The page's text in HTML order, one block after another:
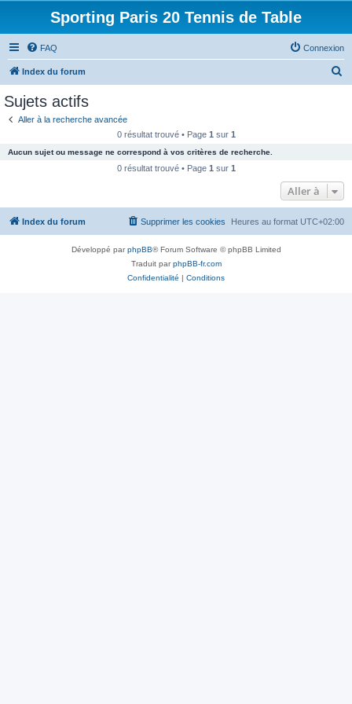
Sporting Paris 20 Tennis de Table
FAQ Connexion
Index du forum
c
e
Sujets actifs
Aller à la recherche avancée
0 résultat trouvé • Page 1 sur 1
Aucun sujet ou message ne correspond à vos critères de recherche.
0 résultat trouvé • Page 1 sur 1
Aller à
Index du forum Heures au format UTC+02:00
Supprimer les cookies
Développé parphpBB® Forum Software © phpBB Limited
Traduit parphpBB-fr.com
Confidentialité | Conditions